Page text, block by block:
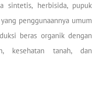
sintetis, herbisida, pupuk
penggunaannya umum
beras organik dengan
kesehatan tanah, dan